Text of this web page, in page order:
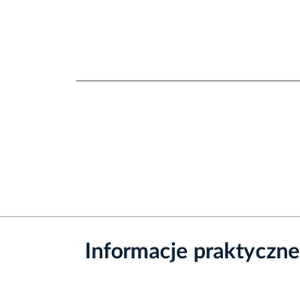
Informacje praktyczne